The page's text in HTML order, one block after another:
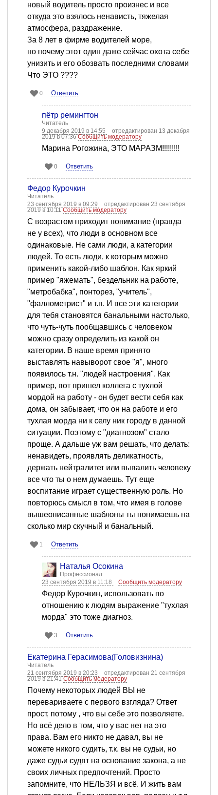
новый водитель просто произнес и все
откуда это взялось ненависть, тяжелая
атмосфера, раздражение.
За 8 лет в фирме водителей море,
но почему этот один даже сейчас охота себе
унизить и его обозвать последними словами
Что ЭТО ????
0 Ответить
пётр ремингтон
Читатель
9 декабря 2019 в 14:55
отредактирован 13 декабря
2019 в 07:36Сообщить модератору
Марина Рогожина, ЭТО МАРАЗМ!!!!!!!!!
0 Ответить
Федор Курочкин
Читатель
23 сентября 2019 в 09:29
отредактирован 23 сентября
2019 в 10:11Сообщить модератору
С возрастом приходит понимание (правда
не у всех), что люди в основном все
одинаковые. Не сами люди, а категории
людей. То есть люди, к которым можно
применить какой-либо шаблон. Как яркий
пример "яжемать", бездельник на работе,
"метробабка", понторез, "учитель",
"фаллометрист" и т.п. И все эти категории
для тебя становятся банальными настолько,
что чуть-чуть пообщавшись с человеком
можно сразу определить из какой он
категории. В наше время принято
выставлять навыворот свое "я", много
появилось т.н. "людей настроения". Как
пример, вот пришел коллега с тухлой
мордой на работу - он будет вести себя как
дома, он забывает, что он на работе и его
тухлая морда ни к селу ник городу в данной
ситуации. Поэтому с "диагнозом" стало
проще. А дальше уж вам решать, что делать:
ненавидеть, проявлять деликатность,
держать нейтралитет или вывалить человеку
все что ты о нем думаешь. Тут еще
воспитание играет существенную роль. Но
повторюсь смысл в том, что имея в голове
вышеописанные шаблоны ты понимаешь на
сколько мир скучный и банальный.
1 Ответить
Наталья Осокина
Профессионал
23 сентября 2019 в 11:18
Сообщить модератору
Федор Курочкин, использовать по
отношению к людям выражение "тухлая
морда" это тоже диагноз.
3 Ответить
Екатерина Герасимова(Головизнина)
Читатель
21 сентября 2019 в 20:23
отредактирован 21 сентября
2019 в 21:41Сообщить модератору
Почему некоторых людей ВЫ не
перевариваете с первого взгляда? Ответ
прост, потому , что вы себе это позволяете.
Но всё дело в том, что у вас нет на это
права. Вам его никто не давал, вы не
можете никого судить, т.к. вы не судьи, но
даже судьи судят на основание закона, а не
своих личных предпочтений. Просто
запомните, что НЕЛЬЗЯ и всё. И жить вам